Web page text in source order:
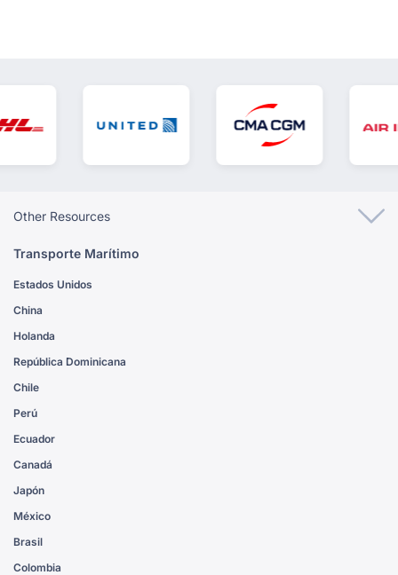
Other Resources
Transporte Marítimo
Estados Unidos
China
Holanda
República Dominicana
Chile
Perú
Ecuador
Canadá
Japón
México
Brasil
Colombia